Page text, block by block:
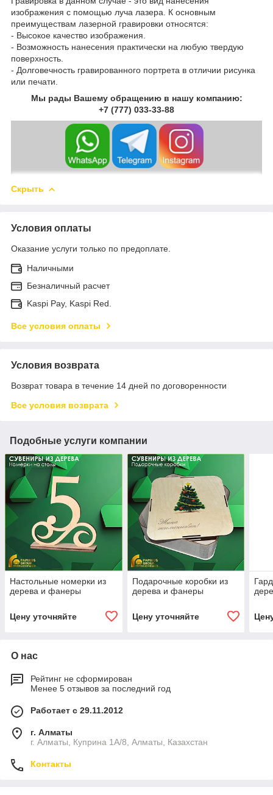
изображения с помощью луча лазера. К основным
преимуществам лазерной гравировки относятся:
- Высокое качество изображения.
- Возможность нанесения практически на любую твердую
поверхность.
- Долговечность гравированного портрета в отличии рисунка
или печати.
Мы рады Вашему обращению в нашу компанию:
+7 (777) 033-33-88
Скрыть
Условия оплаты
Оказание услуги только по предоплате.
Наличными
Безналичный расчет
Kaspi Pay, Kaspi Red.
Все условия оплаты
Условия возврата
Возврат товара в течение 14 дней по договоренности
Все условия возврата
Подобные услуги компании
Настольные номерки из
дерева и фанеры
Цену уточняйте
Подарочные коробки из
дерева и фанеры
Цену уточняйте
О нас
Рейтинг не сформирован
Менее 5 отзывов за последний год
Работает с 29.11.2012
г. Алматы
г. Алматы, Куприна 1А/8, Алматы, Казахстан
Контакты